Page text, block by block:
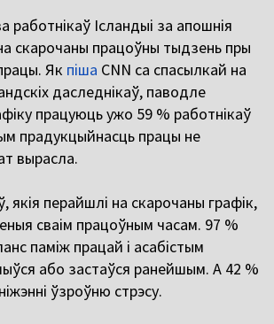
работнікаў Ісландыі за апошнія
скарочаны працоўны тыдзень пры
Як піша CNN са спасылкай на
даследнікаў, паводле
працуюць ужо 59 % работнікаў
прадукцыйнасць працы не
вырасла.
якія перайшлі на скарочаны графік,
сваім працоўным часам. 97 %
паміж працай і асабістым
або застаўся ранейшым. А 42 %
ўзроўню стрэсу.